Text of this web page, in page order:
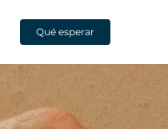
Qué esperar